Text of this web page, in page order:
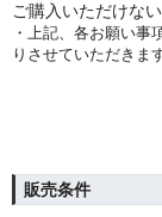
ご購入いただけな
・上記、各お願い事
りさせていただきます
販売条件